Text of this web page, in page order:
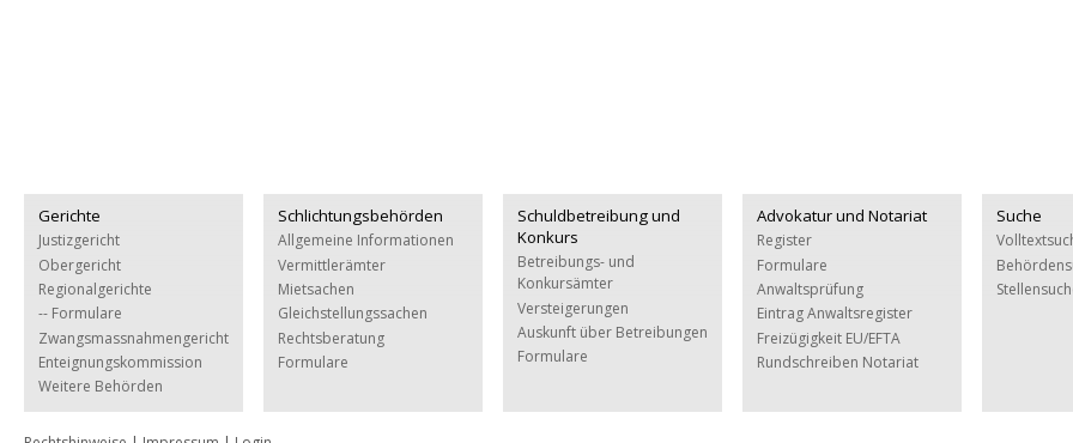
Gerichte
Justizgericht
Obergericht
Regionalgerichte
-- Formulare
Zwangsmassnahmengericht
Enteignungskommission
Weitere Behörden
Schlichtungsbehörden
Allgemeine Informationen
Vermittlerämter
Mietsachen
Gleichstellungssachen
Rechtsberatung
Formulare
Schuldbetreibung und
Konkurs
Betreibungs- und
Konkursämter
Versteigerungen
Auskunft über Betreibungen
Formulare
Advokatur und Notariat
Register
Formulare
Anwaltsprüfung
Eintrag Anwaltsregister
Freizügigkeit EU/EFTA
Rundschreiben Notariat
Suche